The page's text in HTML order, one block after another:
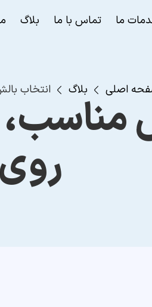
ما تماس با ما بلاگ
اصلی بلاگ انتخاب